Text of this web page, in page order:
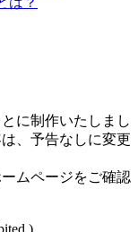
に制作いたしまし
、予告なしに変更
ムページをご確認